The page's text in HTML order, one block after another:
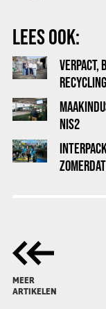
LEES OOK:
VERPACT,
NIS2
MEER
ARTIKELEN